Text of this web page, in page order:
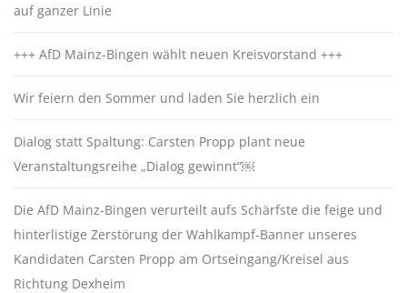
auf ganzer Linie
+++ AfD Mainz-Bingen wählt neuen Kreisvorstand +++
Wir feiern den Sommer und laden Sie herzlich ein
Dialog statt Spaltung: Carsten Propp plant neue
Veranstaltungsreihe „Dialog gewinnt“￼
Die AfD Mainz-Bingen verurteilt aufs Schärfste die feige und
hinterlistige Zerstörung der Wahlkampf-Banner unseres
Kandidaten Carsten Propp am Ortseingang/Kreisel aus
Richtung Dexheim